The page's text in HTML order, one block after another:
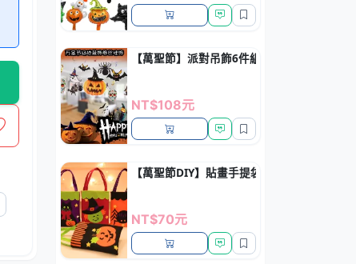
【萬聖節】派對吊飾6件組 - 南瓜女巫造型
NT$108元
【萬聖節DIY】貼畫手提袋 - 糖果禮物收納
NT$70元